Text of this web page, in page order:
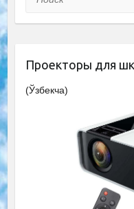
Проекторы для
(Ўзбекча)